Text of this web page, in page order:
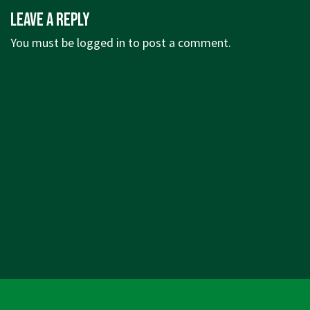
is
Leave a Reply
You must be logged in to post a comment.